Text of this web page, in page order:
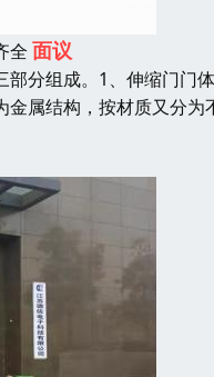
全 面议
分组成。1、伸缩门门
属结构，按材质又分